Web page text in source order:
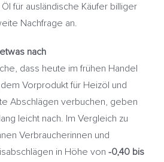
für ausländische Käufer billiger
Nachfrage an.
nach
dass heute im frühen Handel
Vorprodukt für Heizöl und
Abschlägen verbuchen, geben
leicht nach. Im Vergleich zu
Verbraucherinnen und
in Höhe von -0,40 bis